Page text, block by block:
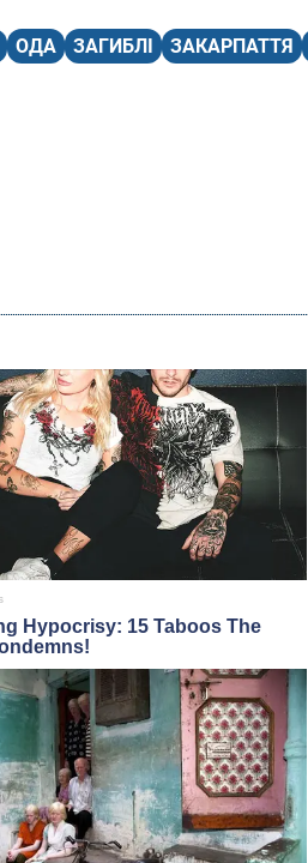
ОДА ЗАГИБЛІ ЗАКАРПАТТЯ